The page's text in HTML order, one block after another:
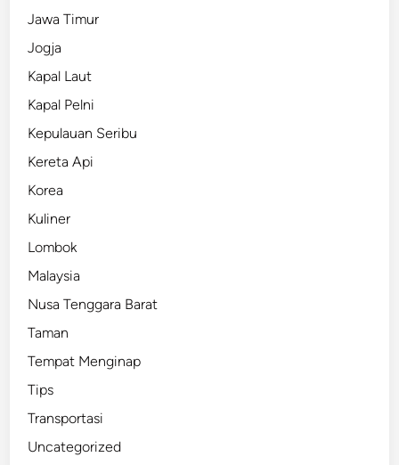
Jawa Timur
Jogja
Kapal Laut
Kapal Pelni
Kepulauan Seribu
Kereta Api
Korea
Kuliner
Lombok
Malaysia
Nusa Tenggara Barat
Taman
Tempat Menginap
Tips
Transportasi
Uncategorized